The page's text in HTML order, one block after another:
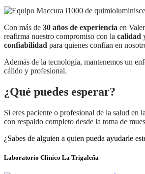
Con más de 30 años de experiencia en
reafirma nuestro compromiso con la calidad
confiabilidad para quienes confían en
Además de la tecnología, mantenemos un
cálido y profesional.
¿Qué puedes esperar?
Si eres paciente o profesional de la salud en
con respaldo completo desde la toma de
¿Sabes de alguien a quien pueda ayudarle
Laboratorio Clinico La Trigaleña